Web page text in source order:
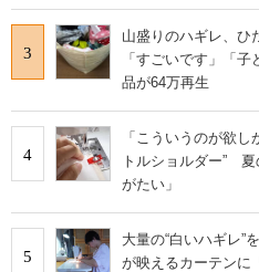
3
山盛りのハギレ、
「すごいです」「
品が64万再生
4
「こういうのが欲
トルショルダー” 夏
がたい」
5
大量の“白いハギレ
が映えるカーテンに